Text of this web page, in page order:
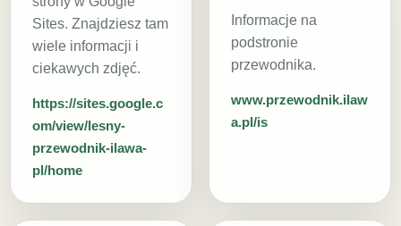
Sites. Znajdziesz tam
wiele informacji i
ciekawych zdjęć.
https://sites.google.c
om/view/lesny-
przewodnik-ilawa-
pl/home
Informacje na
podstronie
przewodnika.
www.przewodnik.ilaw
a.pl/is